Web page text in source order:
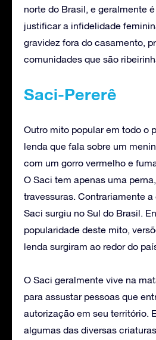
norte do Brasil, e geralmente
justificar a infidelidade
gravidez fora do casamento,
comunidades que são
Saci-Pererê
Outro mito popular em todo o
lenda que fala sobre um
com um gorro vermelho e
O Saci tem apenas uma
travessuras. Contrariamente a
Saci surgiu no Sul do Brasil.
popularidade deste mito,
lenda surgiram ao redor do
O Saci geralmente vive na
para assustar pessoas que
autorização em seu território.
algumas das diversas